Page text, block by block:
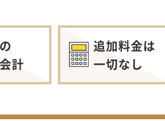
計
追加料金は
一切なし